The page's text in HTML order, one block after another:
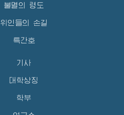
불멸의 령도
위인들의 손길
특간호
기사
대학상징
학부